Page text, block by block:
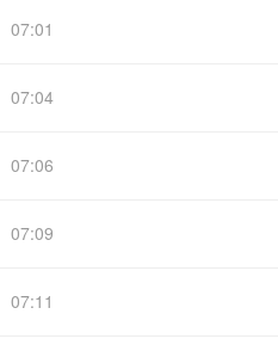
07:01
07:04
07:06
07:09
07:11